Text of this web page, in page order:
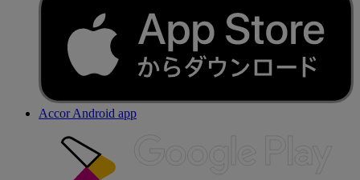
Accor Android app